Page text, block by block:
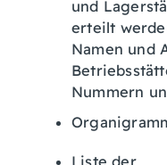
und
erteilt
Namen und
Nummern
Liste der